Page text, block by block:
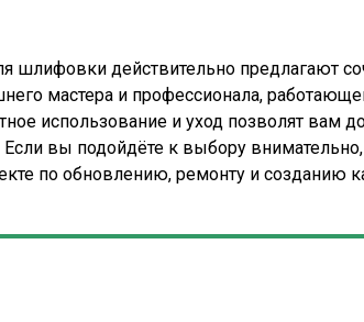
шлифовки действительно предлагают
мастера и профессионала,
использование и уход позволят вам
вы подойдёте к выбору
по обновлению, ремонту и созданию